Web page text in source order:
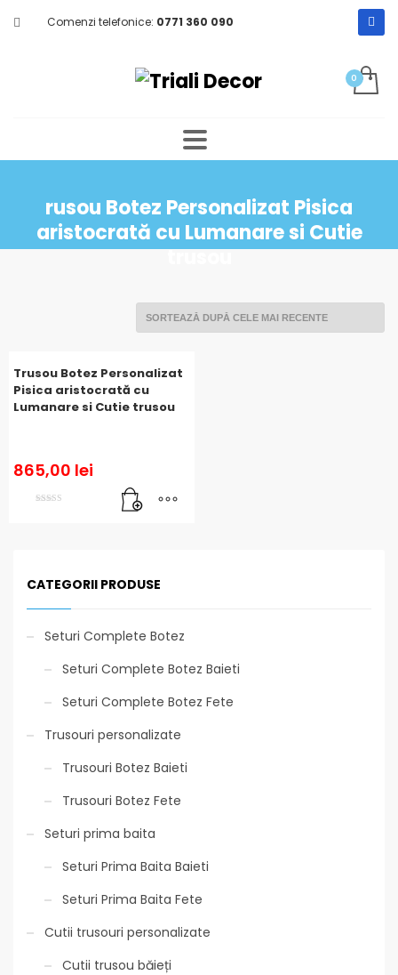
Comenzi telefonice: 0771 360 090
rusou Botez Personalizat Pisica
aristocrată cu Lumanare si Cutie
trusou
Trusou Botez Personalizat
Pisica aristocrată cu
Lumanare si Cutie trusou
865,00 lei
CATEGORII PRODUSE
Seturi Complete Botez
Seturi Complete Botez Baieti
Seturi Complete Botez Fete
Trusouri personalizate
Trusouri Botez Baieti
Trusouri Botez Fete
Seturi prima baita
Seturi Prima Baita Baieti
Seturi Prima Baita Fete
Cutii trusouri personalizate
Cutii trusou băieți